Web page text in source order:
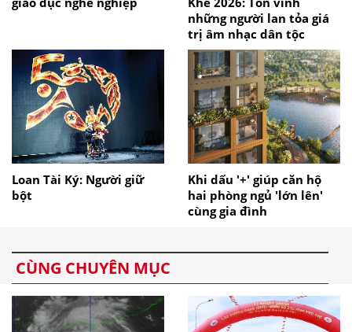
những người lan tỏa giá
trị âm nhạc dân tộc
Loan Tài Ký: Người giữ
bột
Khi dấu '+' giúp căn hộ
hai phòng ngủ 'lớn lên'
cùng gia đình
CÙNG CHUYÊN MỤC